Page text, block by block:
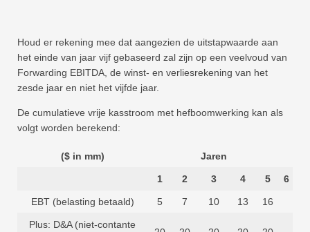
Houd er rekening mee dat aangezien de uitstapwaarde aan
het einde van jaar vijf gebaseerd zal zijn op een veelvoud van
Forwarding EBITDA, de winst- en verliesrekening van het
zesde jaar en niet het vijfde jaar.
De cumulatieve vrije kasstroom met hefboomwerking kan als
volgt worden berekend:
($ in mm) Jaren
1 2 3 4 5 6
EBT (belasting betaald) 5 7 10 13 16
Plus: D&A (niet-contante